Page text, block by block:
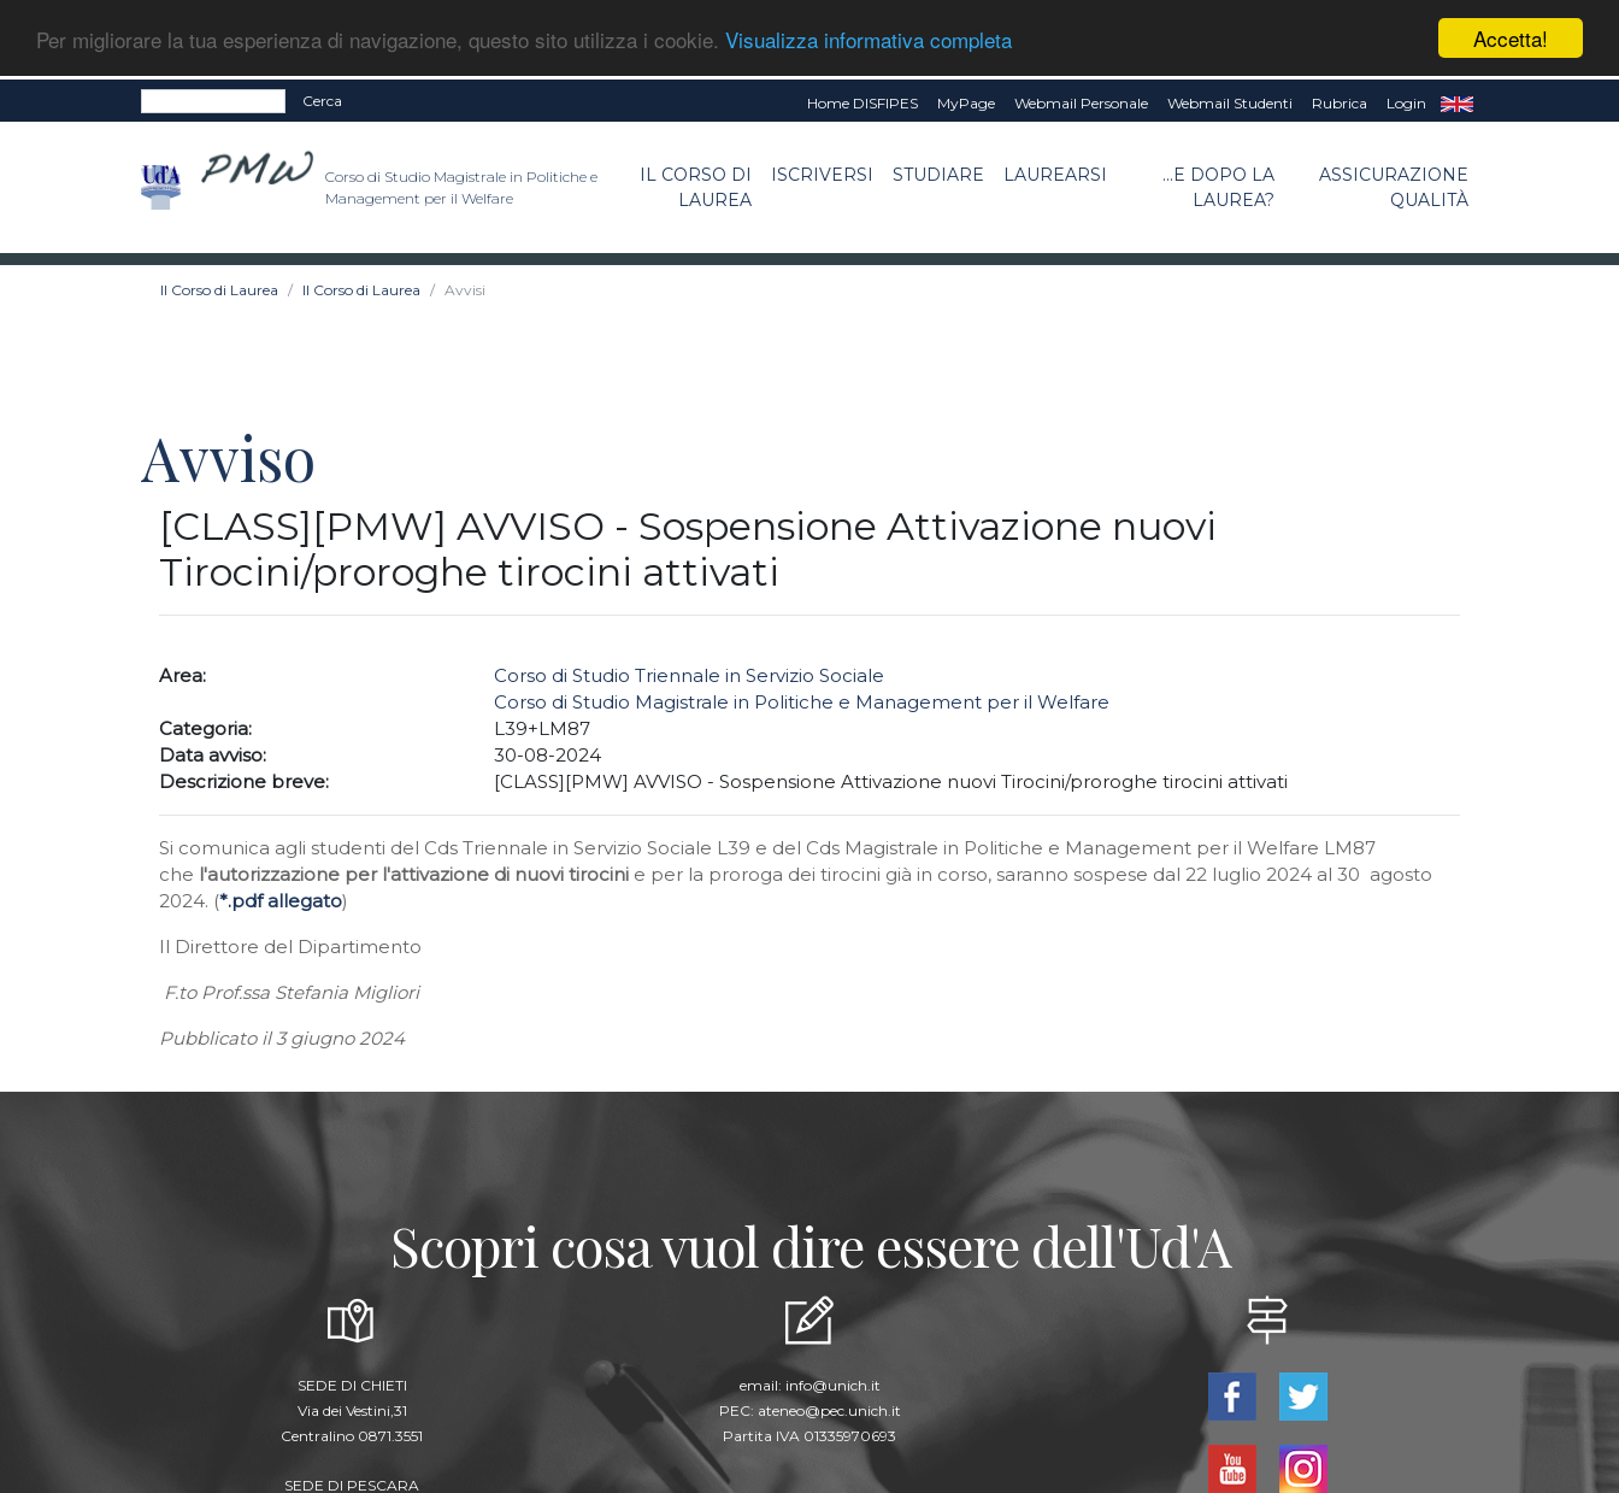
Accetta!
Per migliorare la tua esperienza di navigazione, questo sito utilizza i cookie. Visualizza informativa completa
Cerca Home DISFIPES MyPage Webmail Personale Webmail Studenti Rubrica Login
Corso di Studio Magistrale in Politiche e
Management per il Welfare
IL CORSO DI
LAUREA
ISCRIVERSI STUDIARE LAUREARSI
...E DOPO LA
LAUREA?
ASSICURAZIONE
QUALITÀ
Il Corso di Laurea Il Corso di Laurea Avvisi
Avviso
[CLASS][PMW] AVVISO - Sospensione Attivazione nuovi
Tirocini/proroghe tirocini attivati
Area:
Corso di Studio Triennale in Servizio Sociale
Corso di Studio Magistrale in Politiche e Management per il Welfare
Categoria:
L39+LM87
Data avviso:
30-08-2024
Descrizione breve:
[CLASS][PMW] AVVISO - Sospensione Attivazione nuovi Tirocini/proroghe tirocini attivati
Si comunica agli studenti del Cds Triennale in Servizio Sociale L39 e del Cds Magistrale in Politiche e Management per il Welfare LM87
che l'autorizzazione per l'attivazione di nuovi tirocini e per la proroga dei tirocini già in corso, saranno sospese dal 22 luglio 2024 al 30 agosto
2024. (*.pdf allegato)
Il Direttore del Dipartimento
F.to Prof.ssa Stefania Migliori
Pubblicato il 3 giugno 2024
Scopri cosa vuol dire essere dell'Ud'A
SEDE DI CHIETI
Via dei Vestini,31
Centralino 0871.3551
SEDE DI PESCARA
email: info@unich.it
PEC: ateneo@pec.unich.it
Partita IVA 01335970693